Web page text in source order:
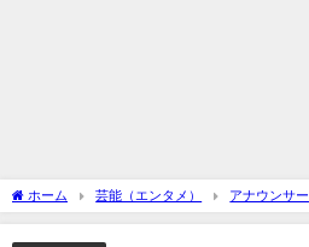
ホーム 芸能（エンタメ） アナウンサー
れたが現在もフリーアナ！白髪の理由？